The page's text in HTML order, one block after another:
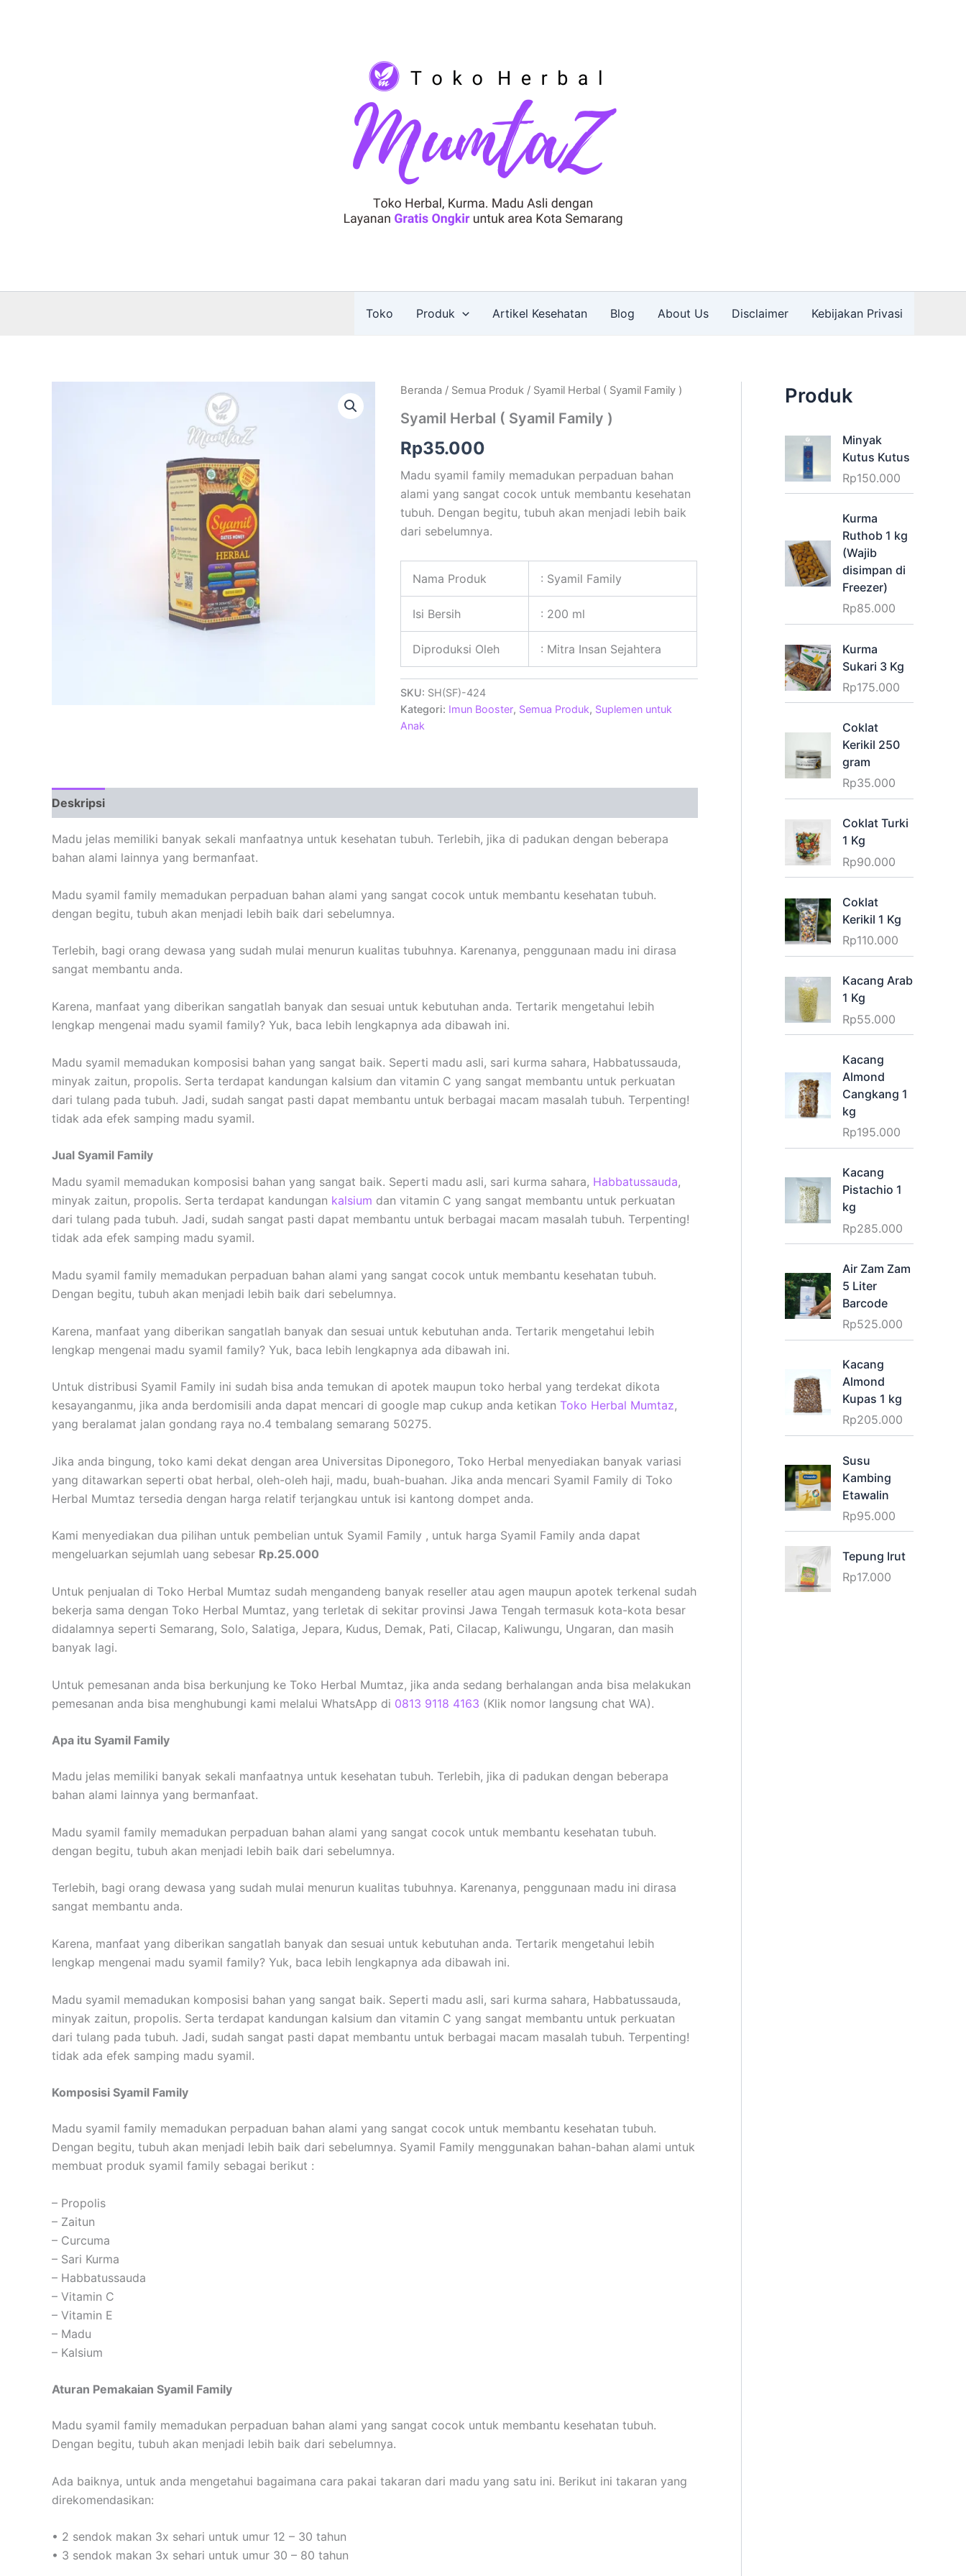
Toko Produk Artikel Kesehatan Blog About Us Disclaimer Kebijakan Privasi
Beranda / Semua Produk / Syamil Herbal ( Syamil Family )
Syamil Herbal ( Syamil Family )
Rp35.000
Madu syamil family memadukan perpaduan bahan
alami yang sangat cocok untuk membantu kesehatan
tubuh. Dengan begitu, tubuh akan menjadi lebih baik
dari sebelumnya.
Nama Produk : Syamil Family
Isi Bersih : 200 ml
Diproduksi Oleh : Mitra Insan Sejahtera
SKU: SH(SF)-424
Kategori: Imun Booster, Semua Produk, Suplemen untuk
Anak
Deskripsi
Madu jelas memiliki banyak sekali manfaatnya untuk kesehatan tubuh. Terlebih, jika di padukan dengan beberapa
bahan alami lainnya yang bermanfaat.
Madu syamil family memadukan perpaduan bahan alami yang sangat cocok untuk membantu kesehatan tubuh.
dengan begitu, tubuh akan menjadi lebih baik dari sebelumnya.
Terlebih, bagi orang dewasa yang sudah mulai menurun kualitas tubuhnya. Karenanya, penggunaan madu ini dirasa
sangat membantu anda.
Karena, manfaat yang diberikan sangatlah banyak dan sesuai untuk kebutuhan anda. Tertarik mengetahui lebih
lengkap mengenai madu syamil family? Yuk, baca lebih lengkapnya ada dibawah ini.
Madu syamil memadukan komposisi bahan yang sangat baik. Seperti madu asli, sari kurma sahara, Habbatussauda,
minyak zaitun, propolis. Serta terdapat kandungan kalsium dan vitamin C yang sangat membantu untuk perkuatan
dari tulang pada tubuh. Jadi, sudah sangat pasti dapat membantu untuk berbagai macam masalah tubuh. Terpenting!
tidak ada efek samping madu syamil.
Jual Syamil Family
Madu syamil memadukan komposisi bahan yang sangat baik. Seperti madu asli, sari kurma sahara, Habbatussauda,
minyak zaitun, propolis. Serta terdapat kandungan kalsium dan vitamin C yang sangat membantu untuk perkuatan
dari tulang pada tubuh. Jadi, sudah sangat pasti dapat membantu untuk berbagai macam masalah tubuh. Terpenting!
tidak ada efek samping madu syamil.
Madu syamil family memadukan perpaduan bahan alami yang sangat cocok untuk membantu kesehatan tubuh.
Dengan begitu, tubuh akan menjadi lebih baik dari sebelumnya.
Karena, manfaat yang diberikan sangatlah banyak dan sesuai untuk kebutuhan anda. Tertarik mengetahui lebih
lengkap mengenai madu syamil family? Yuk, baca lebih lengkapnya ada dibawah ini.
Untuk distribusi Syamil Family ini sudah bisa anda temukan di apotek maupun toko herbal yang terdekat dikota
kesayanganmu, jika anda berdomisili anda dapat mencari di google map cukup anda ketikan Toko Herbal Mumtaz,
yang beralamat jalan gondang raya no.4 tembalang semarang 50275.
Jika anda bingung, toko kami dekat dengan area Universitas Diponegoro, Toko Herbal menyediakan banyak variasi
yang ditawarkan seperti obat herbal, oleh-oleh haji, madu, buah-buahan. Jika anda mencari Syamil Family di Toko
Herbal Mumtaz tersedia dengan harga relatif terjangkau untuk isi kantong dompet anda.
Kami menyediakan dua pilihan untuk pembelian untuk Syamil Family , untuk harga Syamil Family anda dapat
mengeluarkan sejumlah uang sebesar Rp.25.000
Untuk penjualan di Toko Herbal Mumtaz sudah mengandeng banyak reseller atau agen maupun apotek terkenal sudah
bekerja sama dengan Toko Herbal Mumtaz, yang terletak di sekitar provinsi Jawa Tengah termasuk kota-kota besar
didalamnya seperti Semarang, Solo, Salatiga, Jepara, Kudus, Demak, Pati, Cilacap, Kaliwungu, Ungaran, dan masih
banyak lagi.
Untuk pemesanan anda bisa berkunjung ke Toko Herbal Mumtaz, jika anda sedang berhalangan anda bisa melakukan
pemesanan anda bisa menghubungi kami melalui WhatsApp di 0813 9118 4163 (Klik nomor langsung chat WA).
Apa itu Syamil Family
Madu jelas memiliki banyak sekali manfaatnya untuk kesehatan tubuh. Terlebih, jika di padukan dengan beberapa
bahan alami lainnya yang bermanfaat.
Madu syamil family memadukan perpaduan bahan alami yang sangat cocok untuk membantu kesehatan tubuh.
dengan begitu, tubuh akan menjadi lebih baik dari sebelumnya.
Terlebih, bagi orang dewasa yang sudah mulai menurun kualitas tubuhnya. Karenanya, penggunaan madu ini dirasa
sangat membantu anda.
Karena, manfaat yang diberikan sangatlah banyak dan sesuai untuk kebutuhan anda. Tertarik mengetahui lebih
lengkap mengenai madu syamil family? Yuk, baca lebih lengkapnya ada dibawah ini.
Madu syamil memadukan komposisi bahan yang sangat baik. Seperti madu asli, sari kurma sahara, Habbatussauda,
minyak zaitun, propolis. Serta terdapat kandungan kalsium dan vitamin C yang sangat membantu untuk perkuatan
dari tulang pada tubuh. Jadi, sudah sangat pasti dapat membantu untuk berbagai macam masalah tubuh. Terpenting!
tidak ada efek samping madu syamil.
Komposisi Syamil Family
Madu syamil family memadukan perpaduan bahan alami yang sangat cocok untuk membantu kesehatan tubuh.
Dengan begitu, tubuh akan menjadi lebih baik dari sebelumnya. Syamil Family menggunakan bahan-bahan alami untuk
membuat produk syamil family sebagai berikut :
– Propolis
– Zaitun
– Curcuma
– Sari Kurma
– Habbatussauda
– Vitamin C
– Vitamin E
– Madu
– Kalsium
Aturan Pemakaian Syamil Family
Madu syamil family memadukan perpaduan bahan alami yang sangat cocok untuk membantu kesehatan tubuh.
Dengan begitu, tubuh akan menjadi lebih baik dari sebelumnya.
Ada baiknya, untuk anda mengetahui bagaimana cara pakai takaran dari madu yang satu ini. Berikut ini takaran yang
direkomendasikan:
• 2 sendok makan 3x sehari untuk umur 12 – 30 tahun
• 3 sendok makan 3x sehari untuk umur 30 – 80 tahun
Produk
Minyak
Kutus Kutus
Rp150.000
Kurma
Ruthob 1 kg
(Wajib
disimpan di
Freezer)
Rp85.000
Kurma
Sukari 3 Kg
Rp175.000
Coklat
Kerikil 250
gram
Rp35.000
Coklat Turki
1 Kg
Rp90.000
Coklat
Kerikil 1 Kg
Rp110.000
Kacang Arab
1 Kg
Rp55.000
Kacang
Almond
Cangkang 1
kg
Rp195.000
Kacang
Pistachio 1
kg
Rp285.000
Air Zam Zam
5 Liter
Barcode
Rp525.000
Kacang
Almond
Kupas 1 kg
Rp205.000
Susu
Kambing
Etawalin
Rp95.000
Tepung Irut
Rp17.000